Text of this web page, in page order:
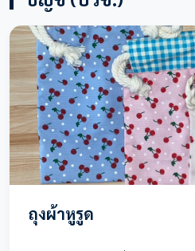
ถุงผ้าหูรูด